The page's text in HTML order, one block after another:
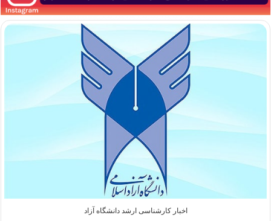
اخبار کارشناسی ارشد دانشگاه آزاد